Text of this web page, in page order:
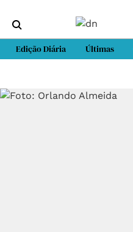
Edição Diária Últimas